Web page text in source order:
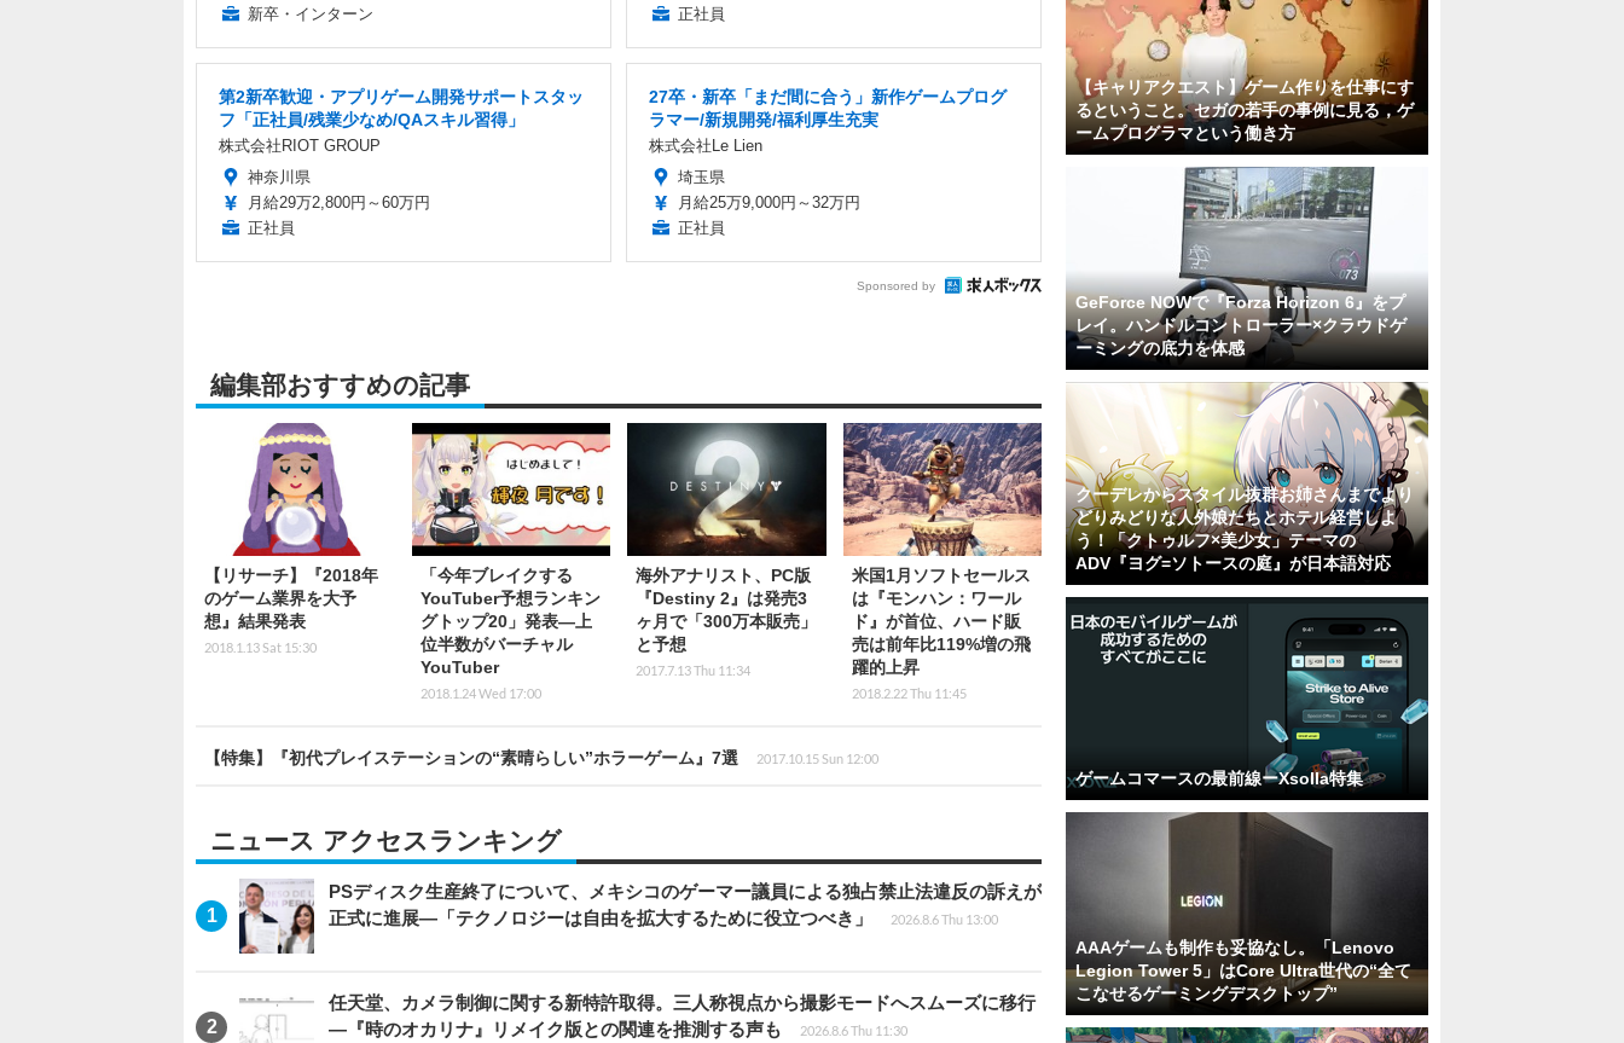
新卒・インターン
正社員
第2新卒歓迎・アプリゲーム開発サポートスタッ
フ「正社員/残業少なめ/QAスキル習得」
株式会社RIOT GROUP
神奈川県
月給29万2,800円～60万円
正社員
27卒・新卒「まだ間に合う」新作ゲームプログ
ラマー/新規開発/福利厚生充実
株式会社Le Lien
埼玉県
月給25万9,000円～32万円
正社員
Sponsored by
編集部おすすめの記事
【リサーチ】『2018年
のゲーム業界を大予
想』結果発表
2018.1.13 Sat 15:30
「今年ブレイクする
YouTuber予想ランキン
グトップ20」発表―上
位半数がバーチャル
YouTuber
2018.1.24 Wed 17:00
海外アナリスト、PC版
『Destiny 2』は発売3
ヶ月で「300万本販売」
と予想
2017.7.13 Thu 11:34
米国1月ソフトセールス
は『モンハン：ワール
ド』が首位、ハード販
売は前年比119%増の飛
躍的上昇
2018.2.22 Thu 11:45
【特集】『初代プレイステーションの“素晴らしい”ホラーゲーム』7選 2017.10.15 Sun 12:00
ニュース アクセスランキング
PSディスク生産終了について、メキシコのゲーマー議員による独占禁止法違反の訴えが
正式に進展―「テクノロジーは自由を拡大するために役立つべき」
2026.8.6 Thu 13:00
任天堂、カメラ制御に関する新特許取得。三人称視点から撮影モードへスムーズに移行
―『時のオカリナ』リメイク版との関連を推測する声も
2026.8.6 Thu 11:30
【キャリアクエスト】ゲーム作りを仕事にす
るということ。セガの若手の事例に見る，ゲ
ームプログラマという働き方
GeForce NOWで『Forza Horizon 6』をプ
レイ。ハンドルコントローラー×クラウドゲ
ーミングの底力を体感
クーデレからスタイル抜群お姉さんまでより
どりみどりな人外娘たちとホテル経営しよ
う！「クトゥルフ×美少女」テーマの
ADV『ヨグ=ソトースの庭』が日本語対応
ゲームコマースの最前線ーXsolla特集
AAAゲームも制作も妥協なし。「Lenovo
Legion Tower 5」はCore Ultra世代の“全て
こなせるゲーミングデスクトップ”